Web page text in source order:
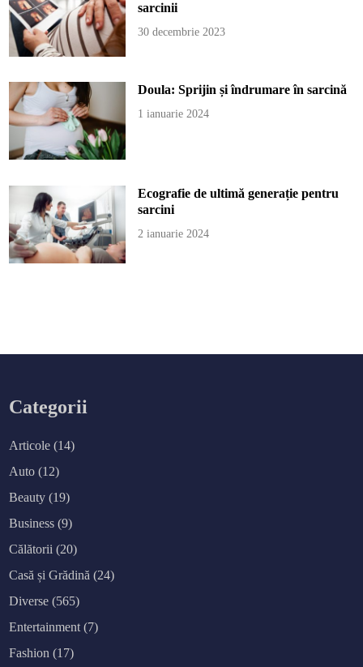
sarcinii
30 decembrie 2023
Doula: Sprijin și îndrumare în sarcină
1 ianuarie 2024
Ecografie de ultimă generație pentru
sarcini
2 ianuarie 2024
Categorii
Articole (14)
Auto (12)
Beauty (19)
Business (9)
Călătorii (20)
Casă și Grădină (24)
Diverse (565)
Entertainment (7)
Fashion (17)